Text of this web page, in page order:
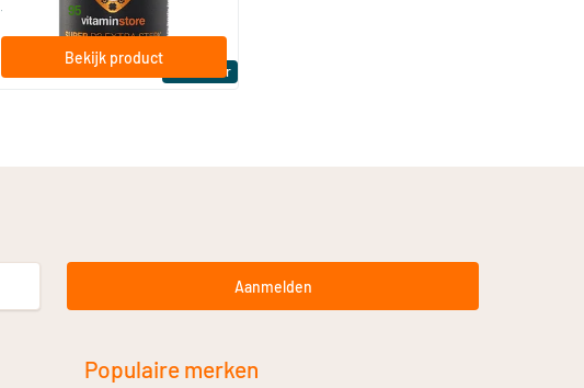
Bestseller
vanaf 95
Bekijk product
Aanmelden
Populaire merken